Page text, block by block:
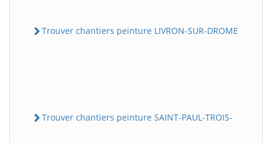
Trouver chantiers peinture LIVRON-SUR-DROME
Trouver chantiers peinture SAINT-PAUL-TROIS-